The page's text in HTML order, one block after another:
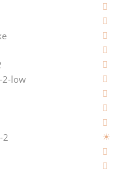
2-low
2